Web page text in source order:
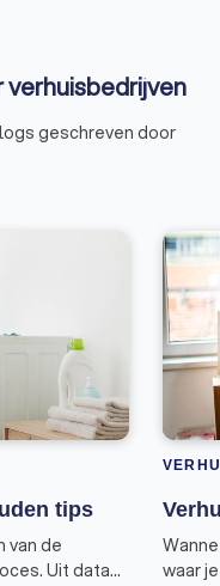
geschreven door
tips
van de
Uit data
waar